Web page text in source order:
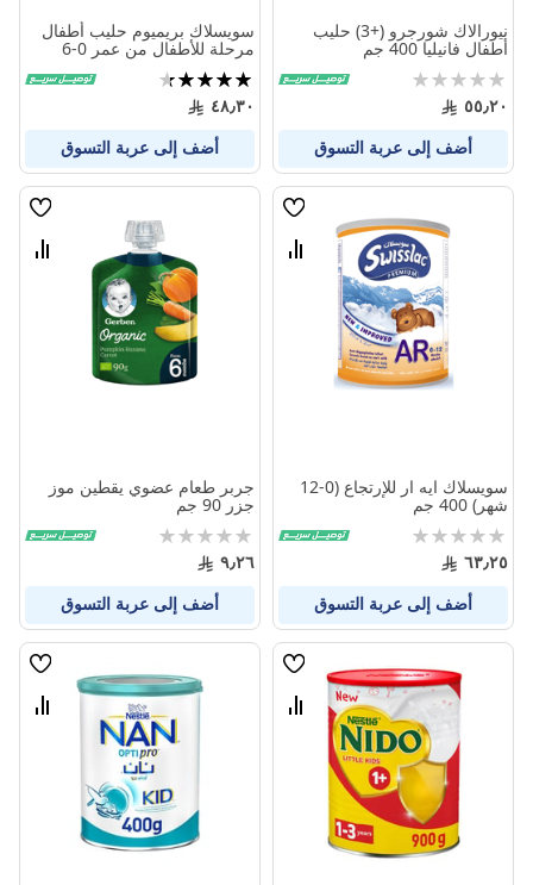
نيورالاك شورجرو (+3) حليب
أطفال فانيليا 400 جم
Rating:
0%
٥٥٫٢٠
أضف إلى عربة التسوق
سويسلاك بريميوم حليب أطفال
مرحلة للأطفال من عمر 0-6
شهور 400 جم
تقييم:
87%
٤٨٫٣٠
أضف إلى عربة التسوق
قائمة
قارن
سويسلاك ايه ار للإرتجاع (0-12
شهر) 400 جم
Rating:
0%
٦٣٫٢٥
أضف إلى عربة التسوق
قائمة
قارن
جربر طعام عضوي يقطين موز
جزر 90 جم
Rating:
0%
٩٫٢٦
أضف إلى عربة التسوق
قائمة
قارن
قائمة
قارن